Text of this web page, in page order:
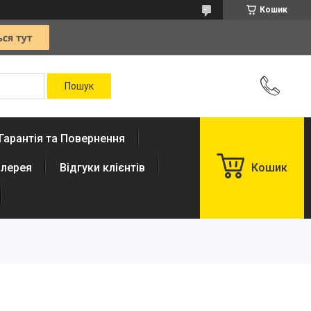
Кошик
Гарантія та Повернення
Відгуки клієнтів Кошик